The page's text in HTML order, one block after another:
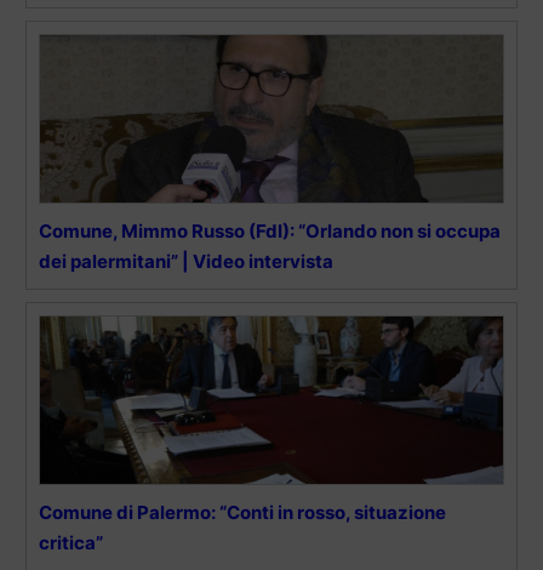
Comune, Mimmo Russo (FdI): “Orlando non si occupa
dei palermitani” | Video intervista
Comune di Palermo: “Conti in rosso, situazione
critica”